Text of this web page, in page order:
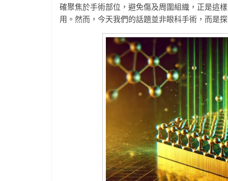
確聚焦於手術部位，避免傷及周圍組織，正是這
用。然而，今天我們的話題並非眼科手術，而是